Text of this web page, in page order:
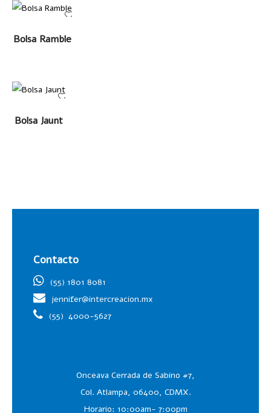
LEER MÁS
Bolsa Ramble
LEER MÁS
Bolsa Jaunt
Contacto
(55) 1801 8081
jennifer@intercreacion.mx
(55) 4000-5627
Onceava Cerrada de Sabino #7,
Col. Atlampa, 06400, CDMX.
Horario: 10:00am- 7:00pm